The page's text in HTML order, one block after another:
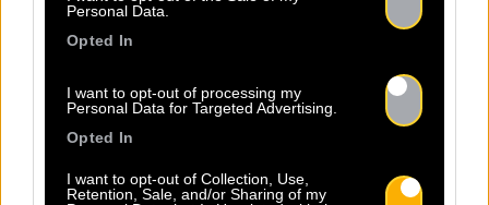
Personal Data.
Opted In
I want to opt-out of processing my
Personal Data for Targeted Advertising.
Opted In
I want to opt-out of Collection, Use,
Retention, Sale, and/or Sharing of my
01.01
L’album de Vanzo est
disponible !